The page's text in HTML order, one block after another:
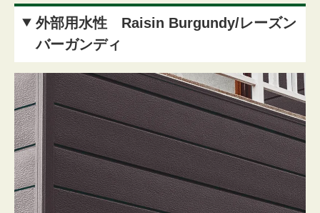
外部用水性 Raisin Burgundy/レーズン
バーガンディ